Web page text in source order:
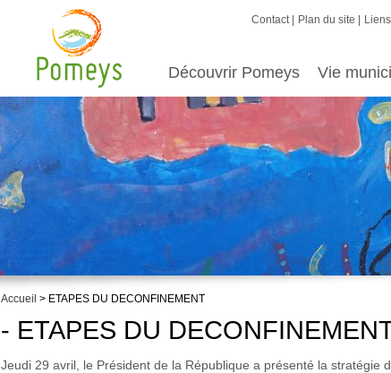
Contact Plan du site
Découvrir Pomeys Vie
Accueil > ETAPES DU DECONFINEMENT
- ETAPES DU
Jeudi 29 avril, le Président de la République a présenté la stratégie